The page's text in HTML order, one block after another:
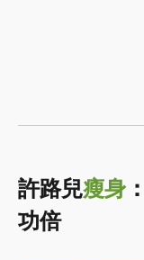
許路兒瘦身
功倍